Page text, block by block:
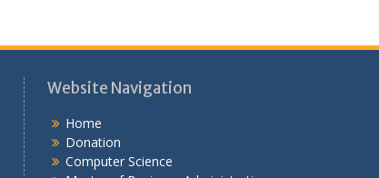
Website Navigation
Home
Donation
Computer Science